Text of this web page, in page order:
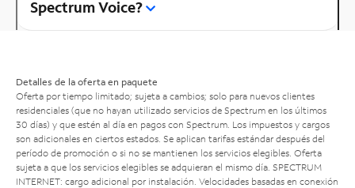
Spectrum Voice?
Detalles de la oferta en paquete
Oferta por tiempo limitado; sujeta a cambios; solo para nuevos clientes
residenciales (que no hayan utilizado servicios de Spectrum en los últimos
30 días) y que estén al día en pagos con Spectrum. Los impuestos y cargos
son adicionales en ciertos estados. Se aplican tarifas estándar después del
período de promoción o si no se mantienen los servicios elegibles. Oferta
sujeta a que los servicios elegibles se adquieran el mismo día. SPECTRUM
INTERNET: cargo adicional por instalación. Velocidades basadas en conexión